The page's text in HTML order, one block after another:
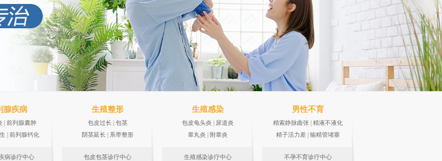
腺疾病
| 前列腺囊肿
| 前列腺钙化
病诊疗中心
生殖整形
包皮过长 | 包茎
阴茎延长 | 系带整形
包皮包茎诊疗中心
生殖感染
包皮龟头炎 | 尿道炎
睾丸炎 | 附睾炎
生殖感染诊疗中心
男性不育
精索静脉曲张 | 精液不液化
精子活力差 | 输精管堵塞
不孕不育诊疗中心